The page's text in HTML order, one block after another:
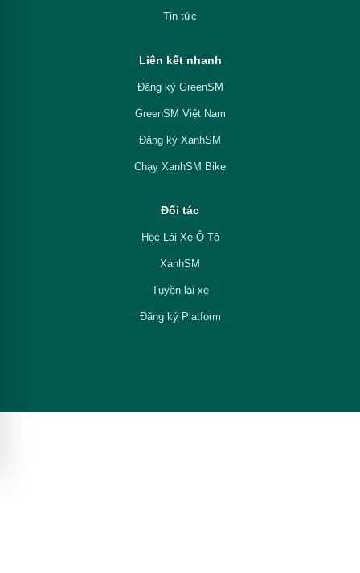
Tin tức
Liên kết nhanh
Đăng ký GreenSM
GreenSM Việt Nam
Đăng ký XanhSM
Chạy XanhSM Bike
Đối tác
Học Lái Xe Ô Tô
XanhSM
Tuyền lái xe
Đăng ký Platform